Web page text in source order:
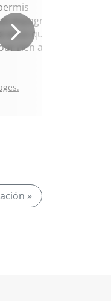
espagnol.
vous que je
rien au
»